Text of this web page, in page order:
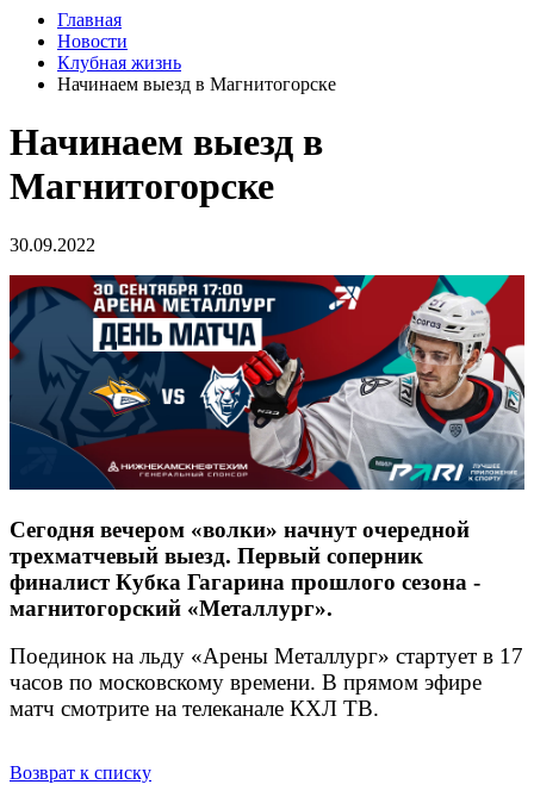
Главная
Новости
Клубная жизнь
Начинаем выезд в Магнитогорске
Начинаем выезд в
Магнитогорске
30.09.2022
Сегодня вечером «волки» начнут очередной
трехматчевый выезд. Первый соперник
финалист Кубка Гагарина прошлого сезона -
магнитогорский «Металлург».
Поединок на льду «Арены Металлург» стартует в 17
часов по московскому времени. В прямом эфире
матч смотрите на телеканале КХЛ ТВ.
Возврат к списку